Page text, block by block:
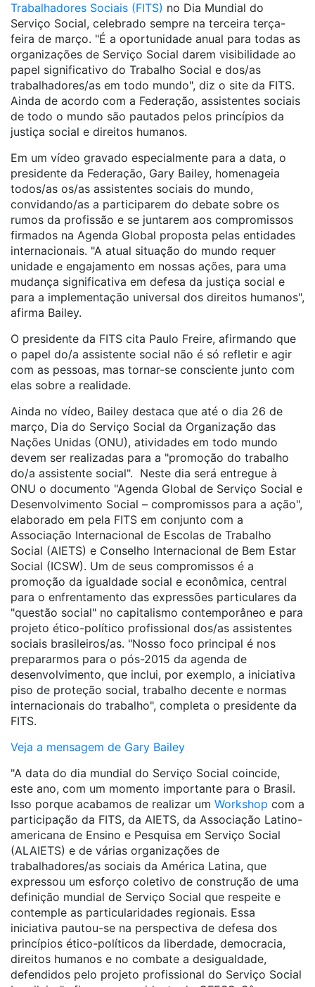
Trabalhadores Sociais (FITS) no Dia Mundial do
Serviço Social, celebrado sempre na terceira terça-
feira de março. "É a oportunidade anual para todas as
organizações de Serviço Social darem visibilidade ao
papel significativo do Trabalho Social e dos/as
trabalhadores/as em todo mundo", diz o site da FITS.
Ainda de acordo com a Federação, assistentes sociais
de todo o mundo são pautados pelos princípios da
justiça social e direitos humanos.
Em um vídeo gravado especialmente para a data, o
presidente da Federação, Gary Bailey, homenageia
todos/as os/as assistentes sociais do mundo,
convidando/as a participarem do debate sobre os
rumos da profissão e se juntarem aos compromissos
firmados na Agenda Global proposta pelas entidades
internacionais. "A atual situação do mundo requer
unidade e engajamento em nossas ações, para uma
mudança significativa em defesa da justiça social e
para a implementação universal dos direitos humanos",
afirma Bailey.
O presidente da FITS cita Paulo Freire, afirmando que
o papel do/a assistente social não é só refletir e agir
com as pessoas, mas tornar-se consciente junto com
elas sobre a realidade.
Ainda no vídeo, Bailey destaca que até o dia 26 de
março, Dia do Serviço Social da Organização das
Nações Unidas (ONU), atividades em todo mundo
devem ser realizadas para a "promoção do trabalho
do/a assistente social". Neste dia será entregue à
ONU o documento "Agenda Global de Serviço Social e
Desenvolvimento Social – compromissos para a ação",
elaborado em pela FITS em conjunto com a
Associação Internacional de Escolas de Trabalho
Social (AIETS) e Conselho Internacional de Bem Estar
Social (ICSW). Um de seus compromissos é a
promoção da igualdade social e econômica, central
para o enfrentamento das expressões particulares da
"questão social" no capitalismo contemporâneo e para
projeto ético-político profissional dos/as assistentes
sociais brasileiros/as. "Nosso foco principal é nos
prepararmos para o pós-2015 da agenda de
desenvolvimento, que inclui, por exemplo, a iniciativa
piso de proteção social, trabalho decente e normas
internacionais do trabalho", completa o presidente da
FITS.
Veja a mensagem de Gary Bailey
"A data do dia mundial do Serviço Social coincide,
este ano, com um momento importante para o Brasil.
Isso porque acabamos de realizar um Workshop com a
participação da FITS, da AIETS, da Associação Latino-
americana de Ensino e Pesquisa em Serviço Social
(ALAIETS) e de várias organizações de
trabalhadores/as sociais da América Latina, que
expressou um esforço coletivo de construção de uma
definição mundial de Serviço Social que respeite e
contemple as particularidades regionais. Essa
iniciativa pautou-se na perspectiva de defesa dos
princípios ético-políticos da liberdade, democracia,
direitos humanos e no combate a desigualdade,
defendidos pelo projeto profissional do Serviço Social